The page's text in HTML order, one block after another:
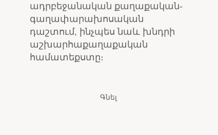
ադրբեջանական քաղաքական-
գաղափարախոսական
դաշտում, ինչպես նաև խնդրի
աշխարհաքաղաքական
համատեքստը։
Գնել